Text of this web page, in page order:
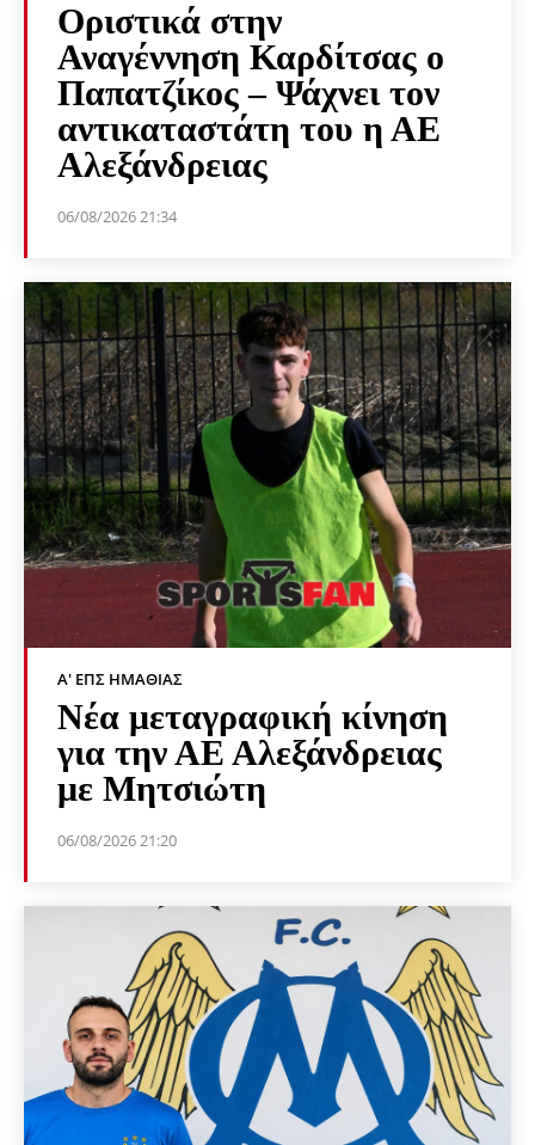
Οριστικά στην
Αναγέννηση Καρδίτσας ο
Παπατζίκος – Ψάχνει τον
αντικαταστάτη του η ΑΕ
Αλεξάνδρειας
06/08/2026 21:34
Α' ΕΠΣ ΗΜΑΘΊΑΣ
Νέα μεταγραφική κίνηση
για την ΑΕ Αλεξάνδρειας
με Μητσιώτη
06/08/2026 21:20